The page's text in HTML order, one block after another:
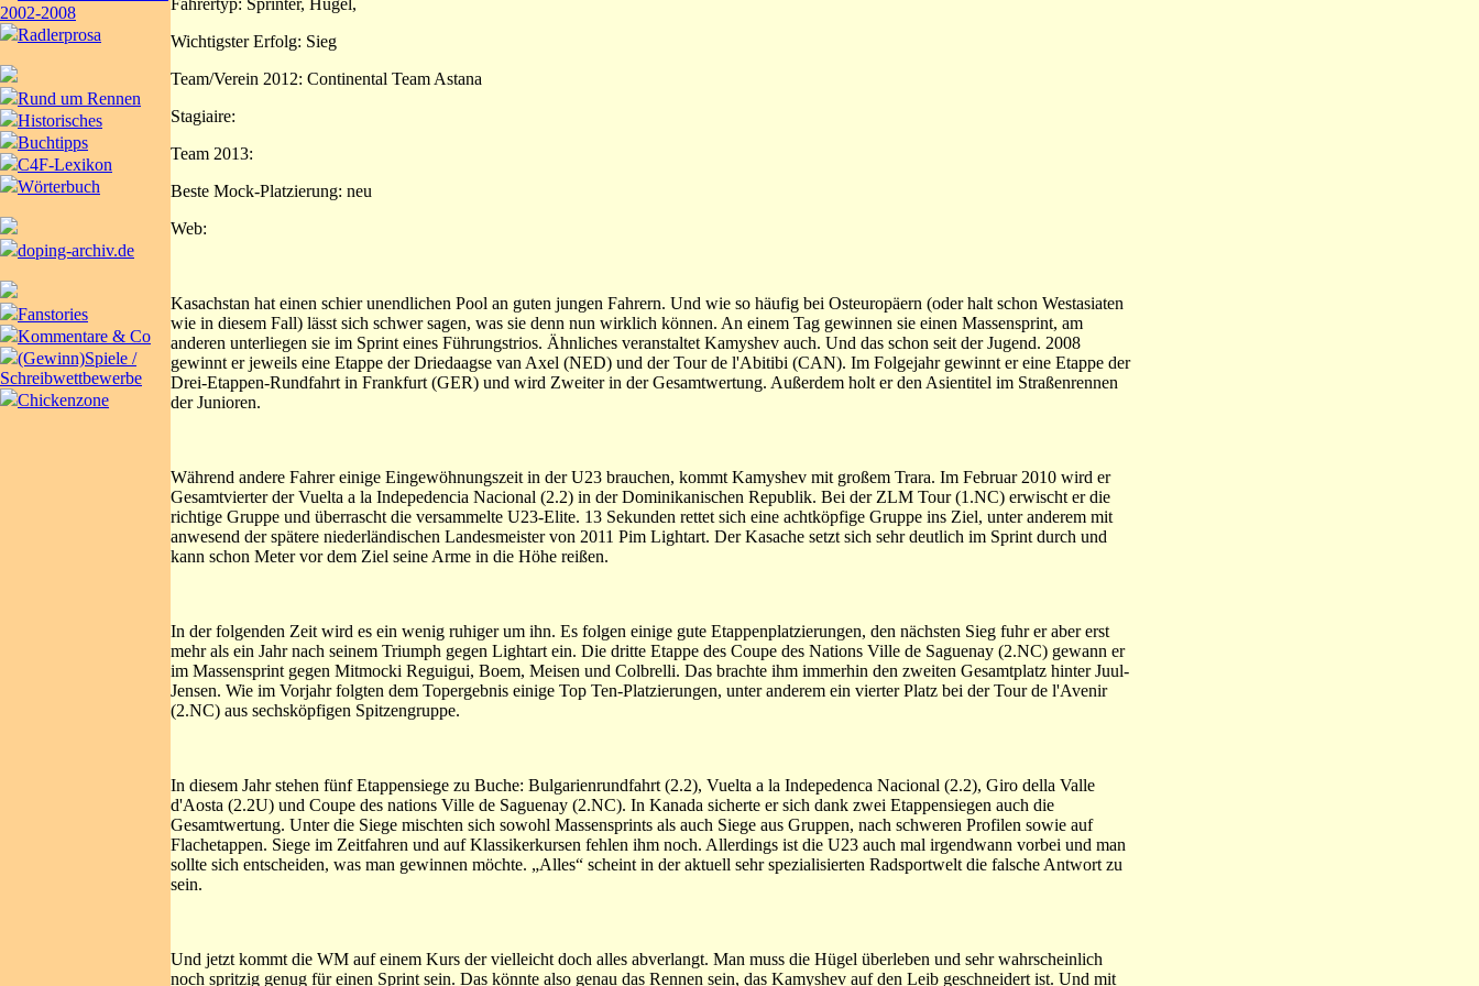
2002-2008
Radlerprosa
Rund um Rennen
Historisches
Buchtipps
C4F-Lexikon
Wörterbuch
doping-archiv.de
Fanstories
Kommentare & Co
(Gewinn)Spiele /
Schreibwettbewerbe
Chickenzone
Wichtigster Erfolg: Sieg
Team/Verein 2012: Continental Team Astana
Stagiaire:
Team 2013:
Beste Mock-Platzierung: neu
Web:
Kasachstan hat einen schier unendlichen Pool an guten jungen Fahrern. Und wie so häufig bei Osteuropäern (oder halt schon Westasiaten
wie in diesem Fall) lässt sich schwer sagen, was sie denn nun wirklich können. An einem Tag gewinnen sie einen Massensprint, am
anderen unterliegen sie im Sprint eines Führungstrios. Ähnliches veranstaltet Kamyshev auch. Und das schon seit der Jugend. 2008
gewinnt er jeweils eine Etappe der Driedaagse van Axel (NED) und der Tour de l'Abitibi (CAN). Im Folgejahr gewinnt er eine Etappe der
Drei-Etappen-Rundfahrt in Frankfurt (GER) und wird Zweiter in der Gesamtwertung. Außerdem holt er den Asientitel im Straßenrennen
der Junioren.
Während andere Fahrer einige Eingewöhnungszeit in der U23 brauchen, kommt Kamyshev mit großem Trara. Im Februar 2010 wird er
Gesamtvierter der Vuelta a la Indepedencia Nacional (2.2) in der Dominikanischen Republik. Bei der ZLM Tour (1.NC) erwischt er die
richtige Gruppe und überrascht die versammelte U23-Elite. 13 Sekunden rettet sich eine achtköpfige Gruppe ins Ziel, unter anderem mit
anwesend der spätere niederländischen Landesmeister von 2011 Pim Lightart. Der Kasache setzt sich sehr deutlich im Sprint durch und
kann schon Meter vor dem Ziel seine Arme in die Höhe reißen.
In der folgenden Zeit wird es ein wenig ruhiger um ihn. Es folgen einige gute Etappenplatzierungen, den nächsten Sieg fuhr er aber erst
mehr als ein Jahr nach seinem Triumph gegen Lightart ein. Die dritte Etappe des Coupe des Nations Ville de Saguenay (2.NC) gewann er
im Massensprint gegen Mitmocki Reguigui, Boem, Meisen und Colbrelli. Das brachte ihm immerhin den zweiten Gesamtplatz hinter Juul-
Jensen. Wie im Vorjahr folgten dem Topergebnis einige Top Ten-Platzierungen, unter anderem ein vierter Platz bei der Tour de l'Avenir
(2.NC) aus sechsköpfigen Spitzengruppe.
In diesem Jahr stehen fünf Etappensiege zu Buche: Bulgarienrundfahrt (2.2), Vuelta a la Indepedenca Nacional (2.2), Giro della Valle
d'Aosta (2.2U) und Coupe des nations Ville de Saguenay (2.NC). In Kanada sicherte er sich dank zwei Etappensiegen auch die
Gesamtwertung. Unter die Siege mischten sich sowohl Massensprints als auch Siege aus Gruppen, nach schweren Profilen sowie auf
Flachetappen. Siege im Zeitfahren und auf Klassikerkursen fehlen ihm noch. Allerdings ist die U23 auch mal irgendwann vorbei und man
sollte sich entscheiden, was man gewinnen möchte. „Alles“ scheint in der aktuell sehr spezialisierten Radsportwelt die falsche Antwort zu
sein.
Und jetzt kommt die WM auf einem Kurs der vielleicht doch alles abverlangt. Man muss die Hügel überleben und sehr wahrscheinlich
noch spritzig genug für einen Sprint sein. Das könnte also genau das Rennen sein, das Kamyshev auf den Leib geschneidert ist. Und mit